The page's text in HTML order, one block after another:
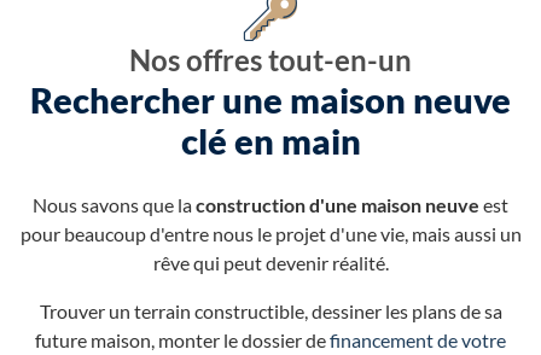
Nos offres tout-en-un
Rechercher une maison neuve
clé en main
Nous savons que laconstruction d'une maison neuve est
pour beaucoup d'entre nous le projet d'une vie, mais aussi un
rêve qui peut devenir réalité.
Trouver un terrain constructible, dessiner les plans de sa
future maison, monter le dossier definancement de votre